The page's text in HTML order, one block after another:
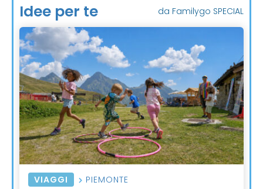
Idee per te da Familygo SPECIAL
VIAGGI PIEMONTE